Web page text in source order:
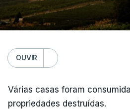
OUVIR
Várias casas foram
propriedades destruídas.